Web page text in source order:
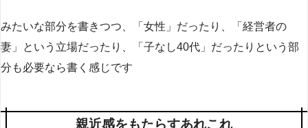
みたいな部分を書きつつ、「女性」だったり、「経営者の
妻」という立場だったり、「子なし40代」だったりという部
分も必要なら書く感じです
親近感をもたらすあれこれ